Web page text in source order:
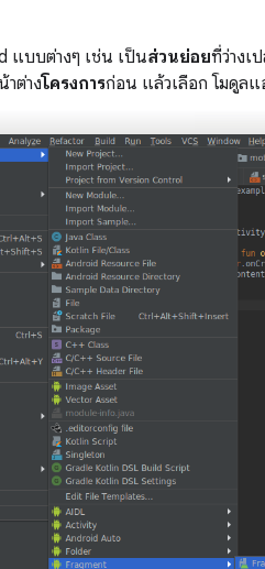
แบบต่างๆ เช่น เป็นส่วนย่อยที่ว่างเ
าต่างโครงการก่อน แล้วเลือก โมดูลแ